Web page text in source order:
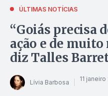
ÚLTIMAS NOTÍCIAS
“Goiás precisa
ação e de muito
diz Talles
Lívia Barbosa 11 janeiro